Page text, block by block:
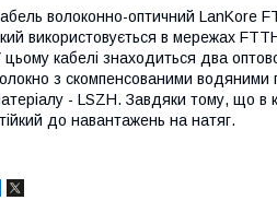
волоконно-оптичний LanKore
використовується в мережах
цьому кабелі знаходиться два
з скомпенсованими водяними
- LSZH. Завдяки тому, що в
до навантажень на натяг.